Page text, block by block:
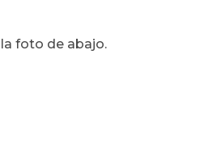
foto de abajo.